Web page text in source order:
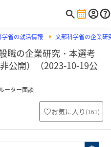
学省の就活情報 文部科学省の企業研
職の企業研究・本選考
公開）（2023-10-19公
ーター面談
お気に入り (161)